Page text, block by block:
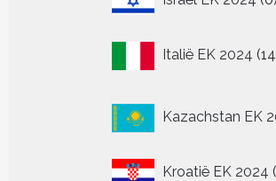
Italië EK 2024
Kazachstan EK
Kroatië EK 2024